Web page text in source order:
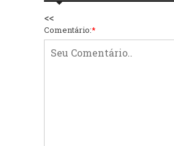
<<
Comentário:*